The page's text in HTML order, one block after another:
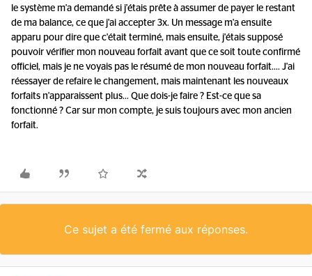
le système m'a demandé si j'étais prête à assumer de payer le restant
de ma balance, ce que j'ai accepter 3x. Un message m'a ensuite
apparu pour dire que c'était terminé, mais ensuite, j'étais supposé
pouvoir vérifier mon nouveau forfait avant que ce soit toute confirmé
officiel, mais je ne voyais pas le résumé de mon nouveau forfait.... J'ai
réessayer de refaire le changement, mais maintenant les nouveaux
forfaits n'apparaissent plus... Que dois-je faire ? Est-ce que sa
fonctionné ? Car sur mon compte, je suis toujours avec mon ancien
forfait.
Ce sujet a été fermé aux réponses.